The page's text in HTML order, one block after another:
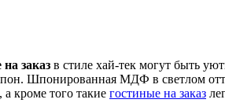
заказ в стиле хай-тек могут быть
Шпонированная МДФ в светлом
кроме того такие гостиные на заказ